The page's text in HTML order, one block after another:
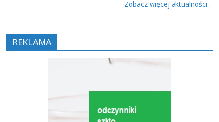
Zobacz więcej aktualności…
REKLAMA